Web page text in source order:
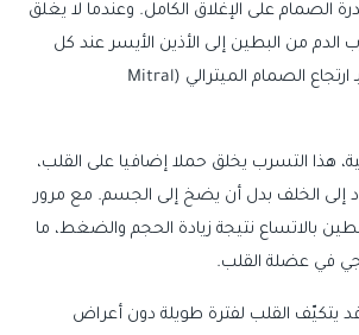
الصمام على الإغلاق الكامل. وعندما لا يغلق
الدم من البطين إلى الأذين الأيسر عند كل
نبضة، وهو ما يعرف بـ ارتجاع الصمام الميترالي (Mitral
هذا التسرب يخلق حملا إضافيا على القلب،
إلى الخلف بدل أن يضخ إلى الجسم. مع مرور
بالاتساع نتيجة زيادة الحجم والضغط، ما
في عضلة القلب.
قد يتكيّف القلب لفترة طويلة دون أعراض